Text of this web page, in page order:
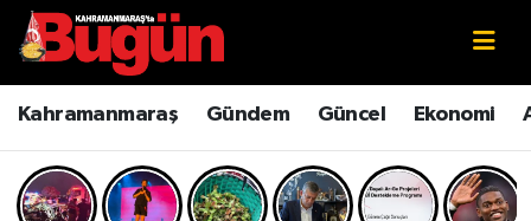
Kahramanmaraş Gündem Güncel Ekonomi
Kahramanmaraş
Kahramanmaraş Sokak Röportajları
Bilim ve Teknoloji
Kahramanmaraş Nöbetçi Eczaneler
Kahramanmaraş Hava Durumu
Kahramanmaraş Namaz Vakitleri